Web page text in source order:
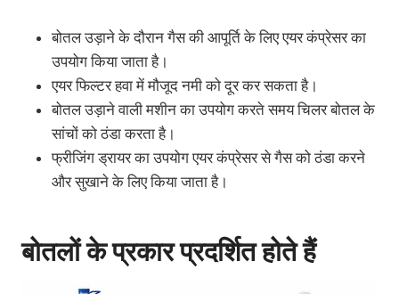
बोतल उड़ाने के दौरान गैस की आपूर्ति के लिए एयर कंप्रेसर का
उपयोग किया जाता है।
एयर फिल्टर हवा में मौजूद नमी को दूर कर सकता है।
बोतल उड़ाने वाली मशीन का उपयोग करते समय चिलर बोतल के
सांचों को ठंडा करता है।
फ्रीजिंग ड्रायर का उपयोग एयर कंप्रेसर से गैस को ठंडा करने
और सुखाने के लिए किया जाता है।
बोतलों के प्रकार प्रदर्शित होते हैं